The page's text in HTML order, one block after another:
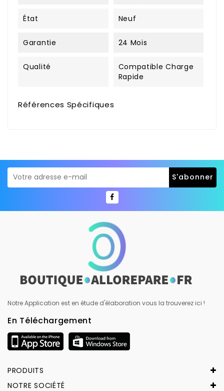
État Neuf
Garantie 24 Mois
Qualité
Compatible Charge
Rapide
Références Spécifiques
Notre Application est en étude d'élaboration vous la trouverez ici !
En Téléchargement
PRODUITS
NOTRE SOCIÉTÉ